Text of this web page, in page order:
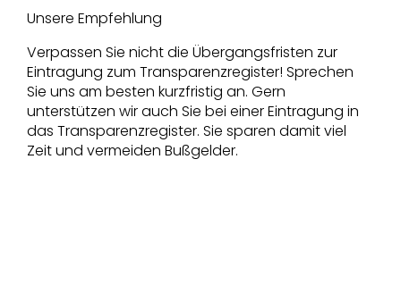
Unsere Empfehlung
Verpassen Sie nicht die Übergangsfristen zur
Eintragung zum Transparenzregister! Sprechen
Sie uns am besten kurzfristig an. Gern
unterstützen wir auch Sie bei einer Eintragung in
das Transparenzregister. Sie sparen damit viel
Zeit und vermeiden Bußgelder.